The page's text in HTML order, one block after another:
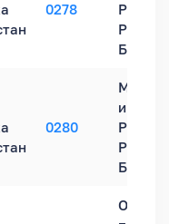
0278
0280